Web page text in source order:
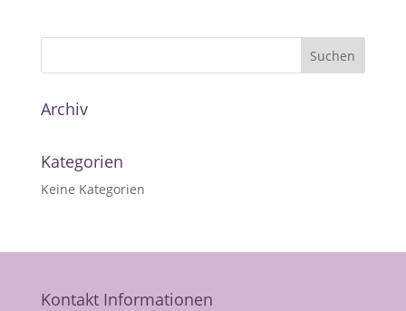
Archiv
Kategorien
Keine Kategorien
Kontakt Informationen